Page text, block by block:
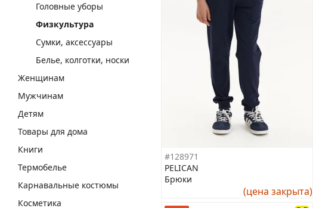
Головные уборы
Физкультура
Сумки, аксессуары
Белье, колготки, носки
Женщинам
Мужчинам
Детям
Товары для дома
Книги
Термобелье
Карнавальные костюмы
Косметика
#128971
PELICAN
Брюки
(цена закрыта)